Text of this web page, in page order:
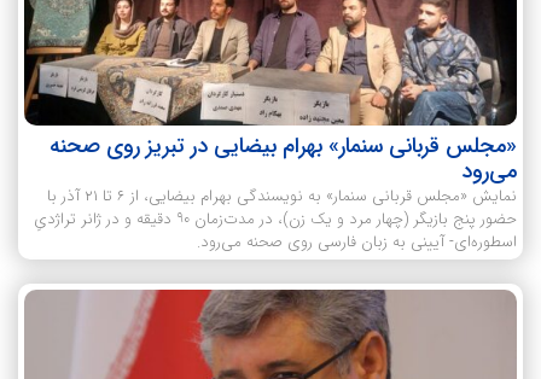
«مجلس قربانی سنمار» بهرام بیضایی در تبریز روی صحنه
می‌رود
نمایش «مجلس قربانی سنمار» به نویسندگی بهرام بیضایی، از ۶ تا ۲۱ آذر با
حضور پنج بازیگر (چهار مرد و یک زن)، در مدت‌زمان ۹۰ دقیقه و در ژانر تراژدیِ
اسطوره‌ای- آیینی به زبان فارسی روی صحنه می‌رود.